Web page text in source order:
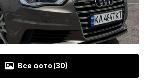
Все фото (30)